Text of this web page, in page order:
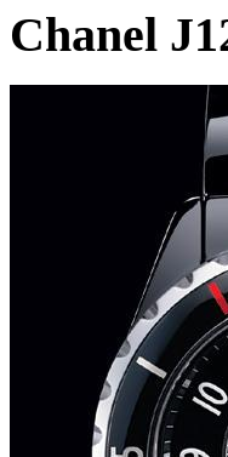
Chanel